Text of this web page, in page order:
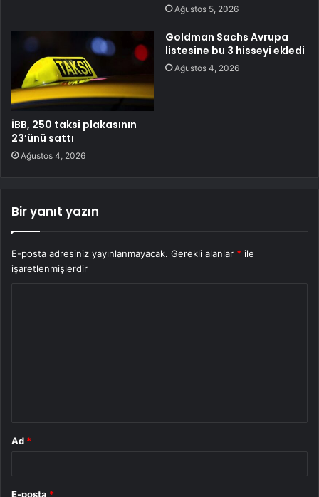
Ağustos 5, 2026
İBB, 250 taksi plakasının
23’ünü sattı
Ağustos 4, 2026
Goldman Sachs Avrupa
listesine bu 3 hisseyi ekledi
Ağustos 4, 2026
Bir yanıt yazın
E-posta adresiniz yayınlanmayacak. Gerekli alanlar * ile
işaretlenmişlerdir
Ad *
E-posta *